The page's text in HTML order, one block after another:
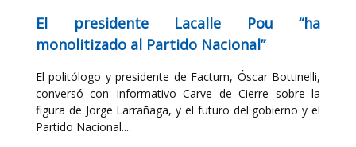
El presidente Lacalle Pou “ha
monolitizado al Partido Nacional”
El politólogo y presidente de Factum, Óscar Bottinelli,
conversó con Informativo Carve de Cierre sobre la
figura de Jorge Larrañaga, y el futuro del gobierno y el
Partido Nacional....